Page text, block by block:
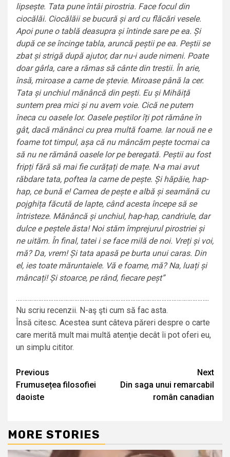
lipsește. Tata pune întâi pirostria. Face focul din
ciocălăi. Ciocălăii se bucură și ard cu flăcări vesele.
Apoi pune o tablă deasupra și întinde sare pe ea. Și
după ce se încinge tabla, aruncă peștii pe ea. Peștii se
zbat și strigă după ajutor, dar nu-i aude nimeni. Poate
doar gârla, care a rămas să cânte din trestii. În arie,
însă, miroase a carne de ștevie. Miroase până la cer.
Tata și unchiul mănâncă din pești. Eu și Mihăiță
suntem prea mici și nu avem voie. Cică ne putem
îneca cu oasele lor. Oasele peștilor îți pot rămâne în
gât, dacă mănânci cu prea multă foame. Iar nouă ne e
foame tot timpul, așa că nu mâncăm pește tocmai ca
să nu ne rămână oasele lor pe beregată. Peștii au fost
fripți fără să mai fie curățați de mațe. N-a mai avut
răbdare tata, poftea la carne de pește. Și hăpăie, hap-
hap, ce bună e! Carnea de pește e albă și seamănă cu
pojghița făcută de lapte, când acesta începe să se
întristeze. Mănâncă și unchiul, hap-hap, candriule, dar
dulce e peștele ăsta! Noi stăm împrejurul pirostriei și
ne uităm. În final, tatei i se face milă de noi. Vreți și voi,
mă? Da, vrem! Și tata apasă pe burta unui caras. Din
el, ies toate măruntaiele. Vă e foame, mă? Na, luați și
mâncați! Și stoarce, pe rând, fiecare peșt”
…………………………………………………………………………………………………..
Nu scriu recenzii. N-aş şti cum să fac asta.
Însă citesc. Acestea sunt câteva păreri despre o carte
care merită mult mai multă atenţie decât îi pot oferi eu,
un simplu cititor.
Continue
Reading
Previous
Frumusețea filosofiei
daoiste
Next
Din saga unui remarcabil
român canadian
MORE STORIES